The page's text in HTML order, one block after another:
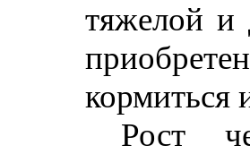
тяжелой и
кормиться
Рост